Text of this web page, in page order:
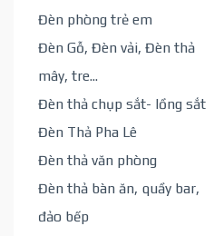
Đèn phòng trẻ em
Đèn Gỗ, Đèn vải, Đèn thả
mây, tre...
Đèn thả chụp sắt- lồng sắt
Đèn Thả Pha Lê
Đèn thả văn phòng
Đèn thả bàn ăn, quầy bar,
đảo bếp